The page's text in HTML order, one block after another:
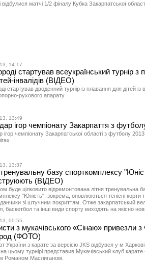
відбулися матчі 1/2 фіналу Кубка Закарпатської
14:17
стартував всеукраїнський турнір з
інвалідів (ВІДЕО)
стартував дводенний турнір із плавання для дітей
рухового апарату.
13:49
ігор чемпіонату Закарпаття з
ігор чемпіонату Закарпатської області з футболу
13:37
базу спорткомплексу
(ВІДЕО)
буде цілковито відремонтована літня тренувальна
"Юність", зокрема, оновлюються тенісні корти
зі штучним покриттям. Отже закарпатський
баскетбол та інші види спорту виходять на якісно
00:55
з мукачівського «Сінаю» привезли з
(ФОТО)
України з карате за версією JKS відбувся у м
цьому турнірі представив Мукачівський клуб карате
Романом Маслиганом.